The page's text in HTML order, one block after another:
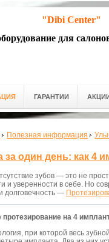
"Dibi Center"
для
ГАРАНТИИ
Полезная информация
за один день: как 4
зубов — это не
и уверенности в себе. Но
долговечность —
протезирование на 4
при которой весь